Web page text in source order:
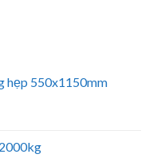
hẹp 550x1150mm